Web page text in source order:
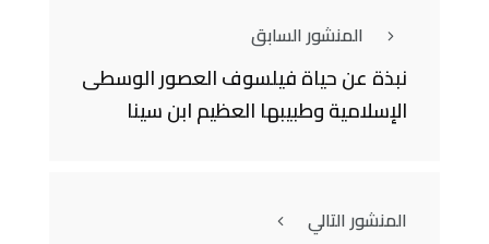
المنشور السابق
نبذة عن حياة فيلسوف العصور الوسطى
الإسلامية وطبيبها العظيم ابن سينا
المنشور التالي